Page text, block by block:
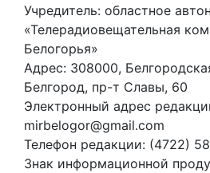
Учредитель: областное
«Телерадиовещательная
Белогорья»
Адрес: 308000,
Белгород, пр-т Славы, 60
Электронный адрес
mirbelogor@gmail.com
Телефон редакции: (4722)
Знак информационной